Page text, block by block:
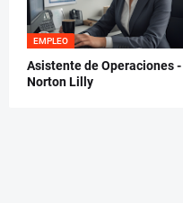
EMPLEO
Asistente de Operaciones -
Norton Lilly